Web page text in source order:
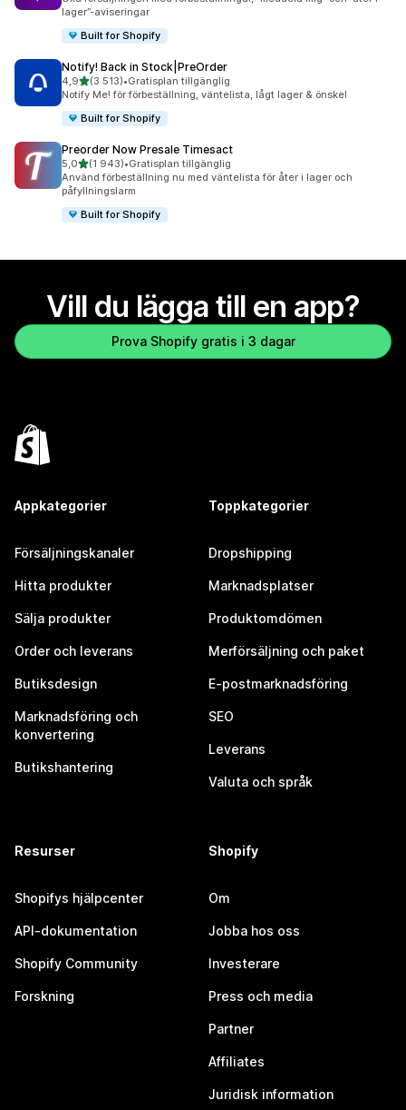
lager”-aviseringar
Built for Shopify
Notify! Back in Stock|PreOrder
4,9av 5 stjärnor
(3 513)
3513 recensioner totalt
•Gratisplan tillgänglig
Notify Me! för förbeställning, väntelista, lågt lager & önskel
Built for Shopify
Preorder Now Presale Timesact
5,0av 5 stjärnor
(1 943)
1943 recensioner totalt
•Gratisplan tillgänglig
Använd förbeställning nu med väntelista för åter i lager och
påfyllningslarm
Built for Shopify
Vill du lägga till en app?
Prova Shopify gratis i 3 dagar
Appkategorier
Försäljningskanaler
Hitta produkter
Sälja produkter
Order och leverans
Butiksdesign
Marknadsföring och
konvertering
Butikshantering
Toppkategorier
Dropshipping
Marknadsplatser
Produktomdömen
Merförsäljning och paket
E-postmarknadsföring
SEO
Leverans
Valuta och språk
Resurser
Shopifys hjälpcenter
API-dokumentation
Shopify Community
Forskning
Shopify
Om
Jobba hos oss
Investerare
Press och media
Partner
Affiliates
Juridisk information